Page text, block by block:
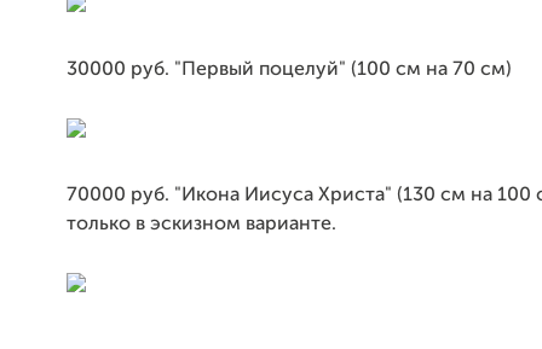
30000 руб. "Первый поцелуй" (100 см на 70 см)
70000 руб. "Икона Иисуса Христа" (130 см на 100
только в эскизном варианте.